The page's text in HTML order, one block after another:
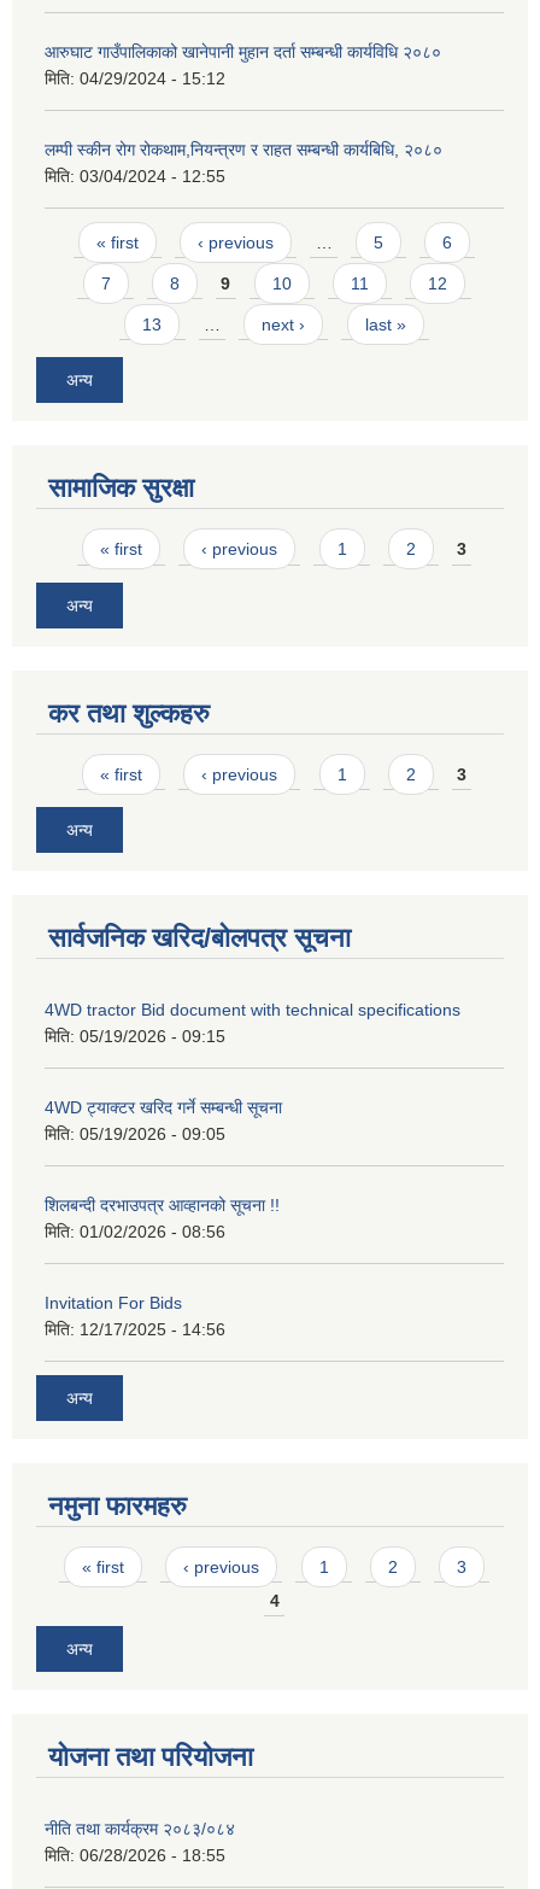
आरुघाट गाउँपालिकाको खानेपानी मुहान दर्ता सम्बन्धी कार्यविधि २०८०
मिति: 04/29/2024 - 15:12
लम्पी स्कीन रोग रोकथाम,नियन्त्रण र राहत सम्बन्धी कार्यबिधि, २०८०
मिति: 03/04/2024 - 12:55
Pages
« first ‹ previous 5 6
7 8 9 10 11 12
13 next › last »
अन्य
सामाजिक सुरक्षा
Pages
« first ‹ previous 1 2 3
अन्य
कर तथा शुल्कहरु
Pages
« first ‹ previous 1 2 3
अन्य
सार्वजनिक खरिद/बोलपत्र सूचना
4WD tractor Bid document with technical specifications
मिति: 05/19/2026 - 09:15
4WD ट्याक्टर खरिद गर्ने सम्बन्धी सूचना
मिति: 05/19/2026 - 09:05
शिलबन्दी दरभाउपत्र आव्हानको सूचना !!
मिति: 01/02/2026 - 08:56
Invitation For Bids
मिति: 12/17/2025 - 14:56
अन्य
नमुना फारमहरु
Pages
« first ‹ previous 1 2
3
4
अन्य
योजना तथा परियोजना
नीति तथा कार्यक्रम २०८३/०८४
मिति: 06/28/2026 - 18:55